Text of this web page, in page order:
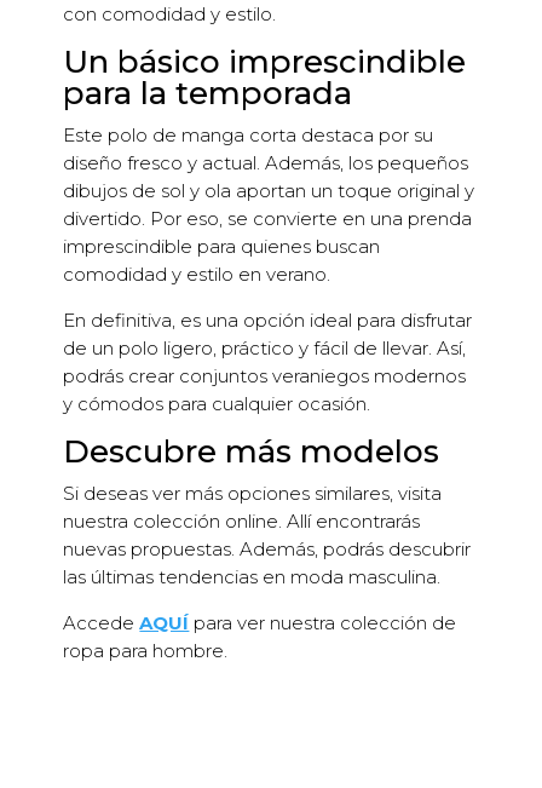
con comodidad y estilo.
Un básico imprescindible
para la temporada
Este polo de manga corta destaca por su
diseño fresco y actual. Además, los pequeños
dibujos de sol y ola aportan un toque original y
divertido. Por eso, se convierte en una prenda
imprescindible para quienes buscan
comodidad y estilo en verano.
En definitiva, es una opción ideal para disfrutar
de un polo ligero, práctico y fácil de llevar. Así,
podrás crear conjuntos veraniegos modernos
y cómodos para cualquier ocasión.
Descubre más modelos
Si deseas ver más opciones similares, visita
nuestra colección online. Allí encontrarás
nuevas propuestas. Además, podrás descubrir
las últimas tendencias en moda masculina.
AccedeAQUÍ para ver nuestra colección de
ropa para hombre.